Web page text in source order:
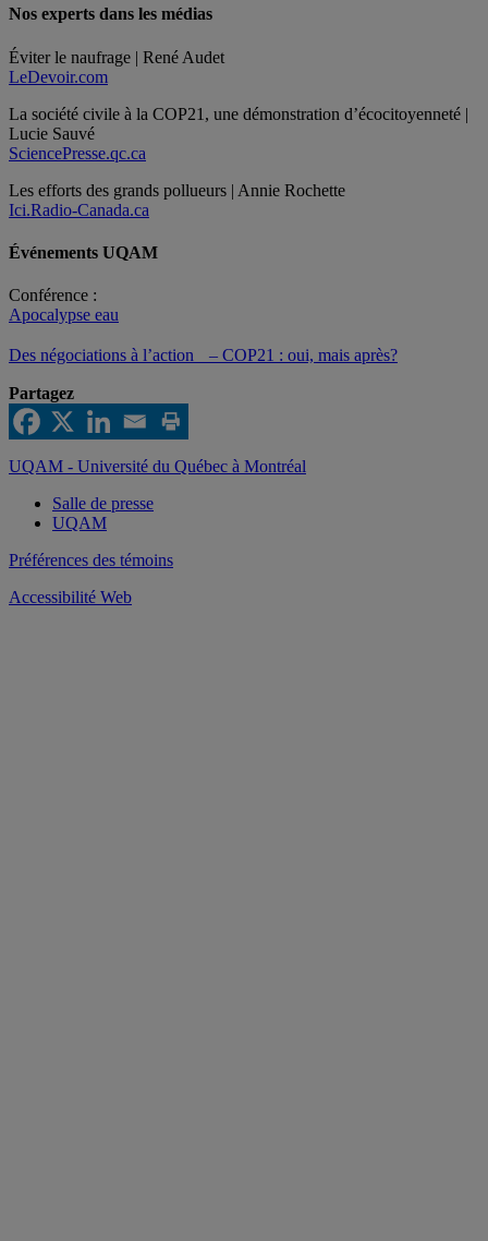
Nos experts dans les médias
Éviter le naufrage | René Audet
LeDevoir.com
La société civile à la COP21, une démonstration d’écocitoyenneté |
Lucie Sauvé
SciencePresse.qc.ca
Les efforts des grands pollueurs | Annie Rochette
Ici.Radio-Canada.ca
Événements UQAM
Conférence :
Apocalypse eau
Des négociations à l’action – COP21 : oui, mais après?
Partagez
UQAM - Université du Québec à Montréal
Salle de presse
UQAM
Préférences des témoins
Accessibilité Web